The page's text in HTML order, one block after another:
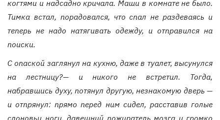
когтями и надсадно кричала. Маши в комнате не было.
Тимка встал, порадовался, что спал не раздеваясь и
теперь не надо натягивать одежду, и отправился на
поиски.
С опаской заглянул на кухню, даже в туалет, высунулся
на лестницу?— и никого не встретил. Тогда,
набравшись духу, потянул другую, незнакомую дверь —
и отпрянул: прямо перед ним сидел, расставив голые
слоновьи ноги, давешний пожиратель мозга и громко